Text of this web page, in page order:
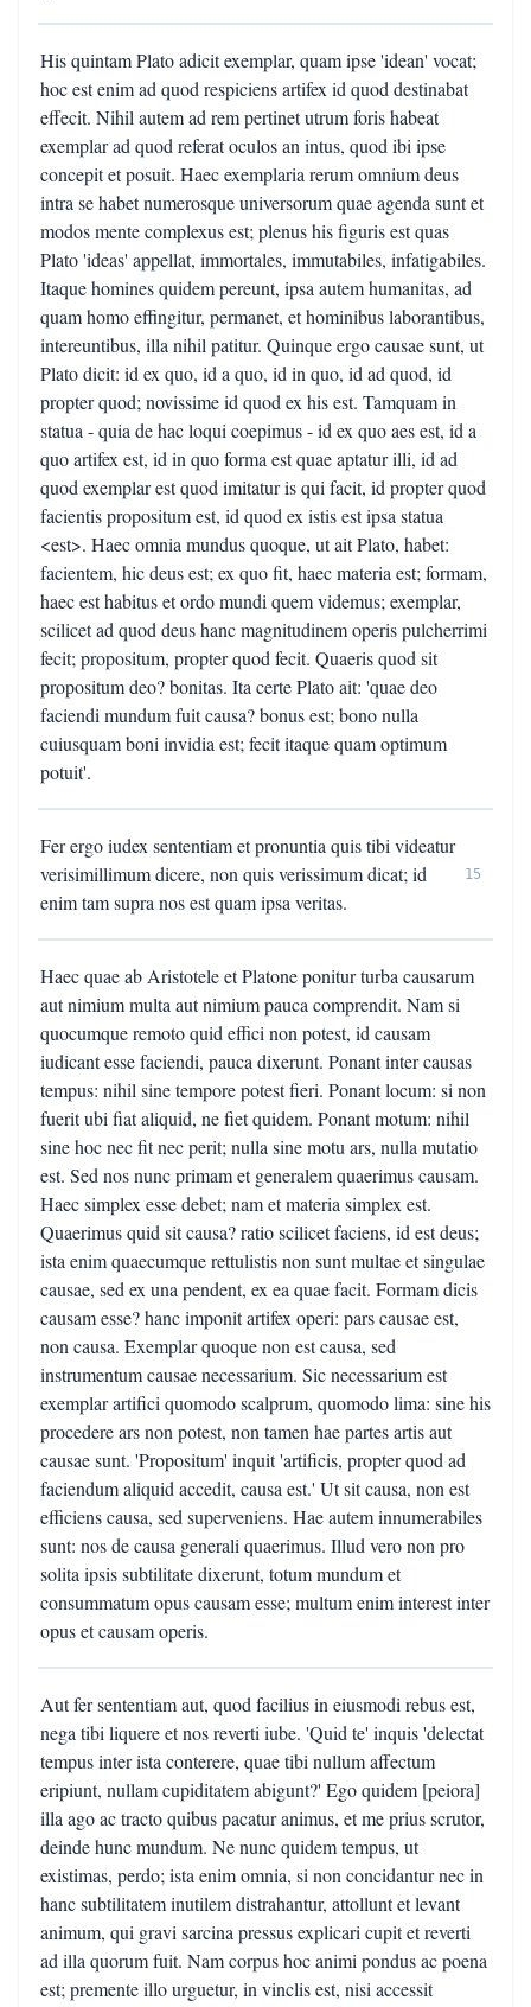
His quintam Plato adicit exemplar, quam ipse 'idean' vocat;
hoc est enim ad quod respiciens artifex id quod destinabat
effecit. Nihil autem ad rem pertinet utrum foris habeat
exemplar ad quod referat oculos an intus, quod ibi ipse
concepit et posuit. Haec exemplaria rerum omnium deus
intra se habet numerosque universorum quae agenda sunt et
modos mente complexus est; plenus his figuris est quas
Plato 'ideas' appellat, immortales, immutabiles, infatigabiles.
Itaque homines quidem pereunt, ipsa autem humanitas, ad
quam homo effingitur, permanet, et hominibus laborantibus,
intereuntibus, illa nihil patitur. Quinque ergo causae sunt, ut
Plato dicit: id ex quo, id a quo, id in quo, id ad quod, id
propter quod; novissime id quod ex his est. Tamquam in
statua - quia de hac loqui coepimus - id ex quo aes est, id a
quo artifex est, id in quo forma est quae aptatur illi, id ad
quod exemplar est quod imitatur is qui facit, id propter quod
facientis propositum est, id quod ex istis est ipsa statua
<est>. Haec omnia mundus quoque, ut ait Plato, habet:
facientem, hic deus est; ex quo fit, haec materia est; formam,
haec est habitus et ordo mundi quem videmus; exemplar,
scilicet ad quod deus hanc magnitudinem operis pulcherrimi
fecit; propositum, propter quod fecit. Quaeris quod sit
propositum deo? bonitas. Ita certe Plato ait: 'quae deo
faciendi mundum fuit causa? bonus est; bono nulla
cuiusquam boni invidia est; fecit itaque quam optimum
potuit'.
Fer ergo iudex sententiam et pronuntia quis tibi videatur
verisimillimum dicere, non quis verissimum dicat; id
enim tam supra nos est quam ipsa veritas.
15
Haec quae ab Aristotele et Platone ponitur turba causarum
aut nimium multa aut nimium pauca comprendit. Nam si
quocumque remoto quid effici non potest, id causam
iudicant esse faciendi, pauca dixerunt. Ponant inter causas
tempus: nihil sine tempore potest fieri. Ponant locum: si non
fuerit ubi fiat aliquid, ne fiet quidem. Ponant motum: nihil
sine hoc nec fit nec perit; nulla sine motu ars, nulla mutatio
est. Sed nos nunc primam et generalem quaerimus causam.
Haec simplex esse debet; nam et materia simplex est.
Quaerimus quid sit causa? ratio scilicet faciens, id est deus;
ista enim quaecumque rettulistis non sunt multae et singulae
causae, sed ex una pendent, ex ea quae facit. Formam dicis
causam esse? hanc imponit artifex operi: pars causae est,
non causa. Exemplar quoque non est causa, sed
instrumentum causae necessarium. Sic necessarium est
exemplar artifici quomodo scalprum, quomodo lima: sine his
procedere ars non potest, non tamen hae partes artis aut
causae sunt. 'Propositum' inquit 'artificis, propter quod ad
faciendum aliquid accedit, causa est.' Ut sit causa, non est
efficiens causa, sed superveniens. Hae autem innumerabiles
sunt: nos de causa generali quaerimus. Illud vero non pro
solita ipsis subtilitate dixerunt, totum mundum et
consummatum opus causam esse; multum enim interest inter
opus et causam operis.
Aut fer sententiam aut, quod facilius in eiusmodi rebus est,
nega tibi liquere et nos reverti iube. 'Quid te' inquis 'delectat
tempus inter ista conterere, quae tibi nullum affectum
eripiunt, nullam cupiditatem abigunt?' Ego quidem [peiora]
illa ago ac tracto quibus pacatur animus, et me prius scrutor,
deinde hunc mundum. Ne nunc quidem tempus, ut
existimas, perdo; ista enim omnia, si non concidantur nec in
hanc subtilitatem inutilem distrahantur, attollunt et levant
animum, qui gravi sarcina pressus explicari cupit et reverti
ad illa quorum fuit. Nam corpus hoc animi pondus ac poena
est; premente illo urguetur, in vinclis est, nisi accessit